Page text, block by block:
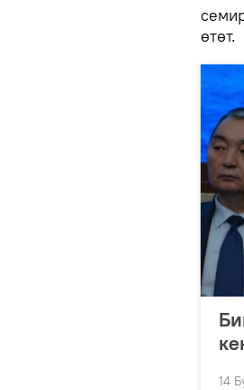
өтөт.
14